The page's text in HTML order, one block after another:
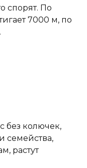
спорят. По
7000 м, по
без колючек,
семейства,
растут